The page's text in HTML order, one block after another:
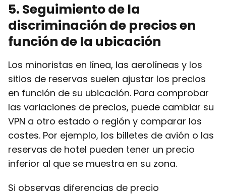
5. Seguimiento de la
discriminación de precios en
función de la ubicación
Los minoristas en línea, las aerolíneas y los
sitios de reservas suelen ajustar los precios
en función de su ubicación. Para comprobar
las variaciones de precios, puede cambiar su
VPN a otro estado o región y comparar los
costes. Por ejemplo, los billetes de avión o las
reservas de hotel pueden tener un precio
inferior al que se muestra en su zona.
Si observas diferencias de precio